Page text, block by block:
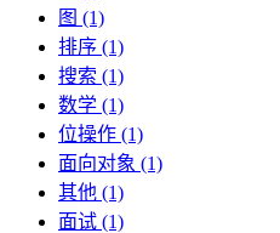
图 (1)
排序 (1)
搜索 (1)
数学 (1)
位操作 (1)
面向对象 (1)
其他 (1)
面试 (1)